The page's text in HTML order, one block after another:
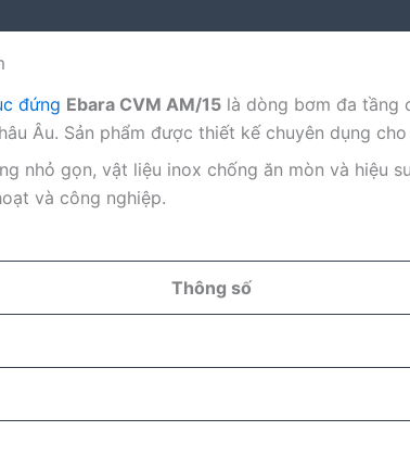
đứng Ebara CVM AM/15 là dòng bơm đa tầng
Âu. Sản phẩm được thiết kế chuyên dụng
nhỏ gọn, vật liệu inox chống ăn mòn và hiệu
và công nghiệp.
Thông số